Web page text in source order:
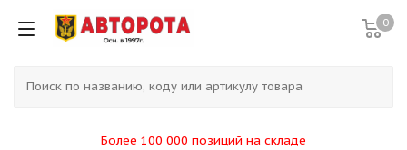
0
Более 100 000 позиций на складе